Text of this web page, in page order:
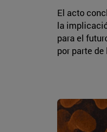
El acto
la
para el
por parte